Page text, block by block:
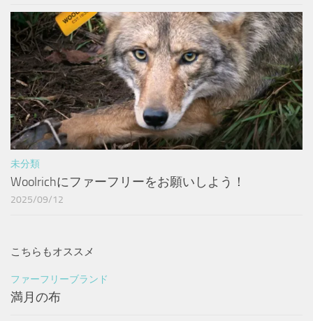
未分類
Woolrichにファーフリーをお願いしよう！
2025/09/12
こちらもオススメ
ファーフリーブランド
満月の布